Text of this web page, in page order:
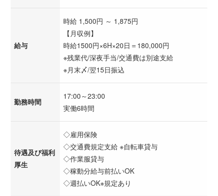
給与
時給 1,500円 ～ 1,875円
【月収例】
時給1500円×6H×20日＝180,000円
※残業代/深夜手当/交通費は別途支給
※月末〆/翌15日振込
勤務時間
17:00～23:00
実働6時間
待遇及び福利
厚生
◇雇用保険
◇交通費規定支給 ※自転車貸与
◇作業服貸与
◇稼動分給与前払いOK
◇週払いOK※規定あり